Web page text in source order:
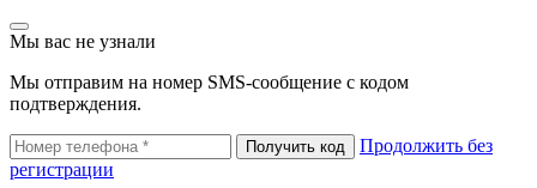
Мы вас не узнали
Мы отправим на номер SMS-сообщение с кодом
подтверждения.
Продолжить без
регистрации